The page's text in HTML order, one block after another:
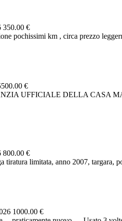
350.00 €
pochissimi km , circa prezzo
€
UFFICIALE DELLA CASA
800.00 €
tiratura limitata, anno 2007, targara,
1000.00 €